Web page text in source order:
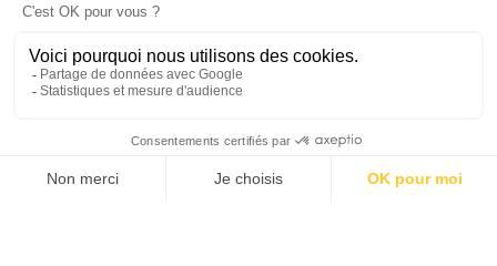
RAFTING (10 ANS MINIMUM)